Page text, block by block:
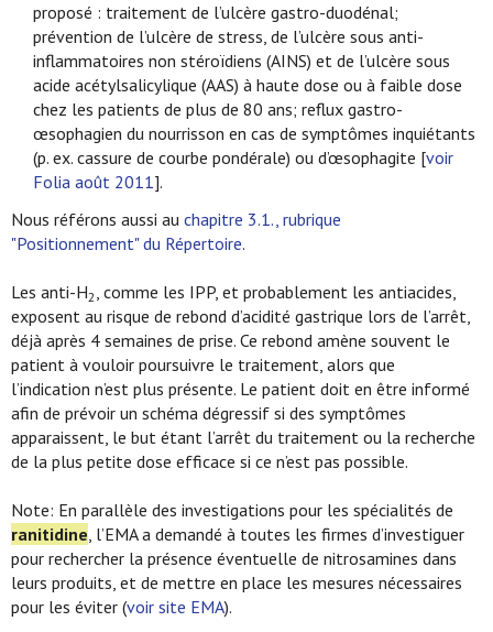
proposé : traitement de l’ulcère gastro-duodénal;
prévention de l’ulcère de stress, de l’ulcère sous anti-
inflammatoires non stéroïdiens (AINS) et de l’ulcère sous
acide acétylsalicylique (AAS) à haute dose ou à faible dose
chez les patients de plus de 80 ans; reflux gastro-
œsophagien du nourrisson en cas de symptômes inquiétants
(p. ex. cassure de courbe pondérale) ou d’œsophagite [voir
Folia août 2011].
Nous référons aussi au chapitre 3.1., rubrique
"Positionnement" du Répertoire.
Les anti-H2, comme les IPP, et probablement les antiacides,
exposent au risque de rebond d’acidité gastrique lors de l’arrêt,
déjà après 4 semaines de prise. Ce rebond amène souvent le
patient à vouloir poursuivre le traitement, alors que
l’indication n’est plus présente. Le patient doit en être informé
afin de prévoir un schéma dégressif si des symptômes
apparaissent, le but étant l’arrêt du traitement ou la recherche
de la plus petite dose efficace si ce n’est pas possible.
Note: En parallèle des investigations pour les spécialités de
ranitidine, l’EMA a demandé à toutes les firmes d’investiguer
pour rechercher la présence éventuelle de nitrosamines dans
leurs produits, et de mettre en place les mesures nécessaires
pour les éviter (voir site EMA).